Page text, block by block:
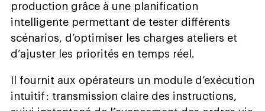
production grâce à une planification
intelligente permettant de tester différents
scénarios, d’optimiser les charges ateliers et
d’ajuster les priorités en temps réel.
Il fournit aux opérateurs un module d’exécution
intuitif : transmission claire des instructions,